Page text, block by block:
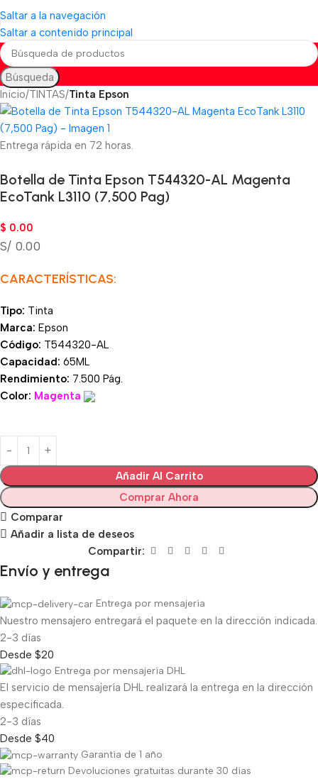
Saltar a la navegación
Saltar a contenido principal
Búsqueda
Inicio TINTAS Tinta Epson
Entrega rápida en 72 horas.
Botella de Tinta Epson T544320-AL Magenta
EcoTank L3110 (7,500 Pag)
$ 0.00
S/ 0.00
CARACTERÍSTICAS:
Tipo: Tinta
Marca: Epson
Código: T544320-AL
Capacidad: 65ML
Rendimiento: 7.500 Pág.
Color: Magenta
Añadir Al Carrito
Comprar Ahora
Comparar
Añadir a lista de deseos
Compartir:
Envío y entrega
Entrega por mensajería
Nuestro mensajero entregará el paquete en la dirección indicada.
2-3 días
Desde $20
Entrega por mensajería DHL
El servicio de mensajería DHL realizará la entrega en la dirección
especificada.
2-3 días
Desde $40
Garantía de 1 año
Devoluciones gratuitas durante 30 días